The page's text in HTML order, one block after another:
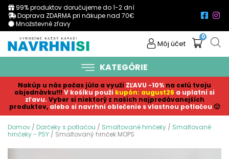
99% produktov doručujeme do 1-2 dní
Doprava ZDARMA pri nákupe nad 70€
Množstevné zľavy
Môj účet
0
KATEGÓRIE
Nakúp u nás počas júla a využi ZĽAVU -10% na celú tvoju
objednávku!!! V košíku použi kupón: august26 a uplatni si
zľavu. Vyber si niektorý z našich najpredávanejších
produktov, alebo si navrhni oblečenie s vlastnou potlačou 🙂
Domov / Darčeky s potlačou / Smaltované hrnčeky / Smaltované
hrnčeky - PSY / Smaltovaný hrnček MOPS